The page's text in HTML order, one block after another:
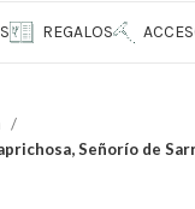
REGALOS
Señorío de